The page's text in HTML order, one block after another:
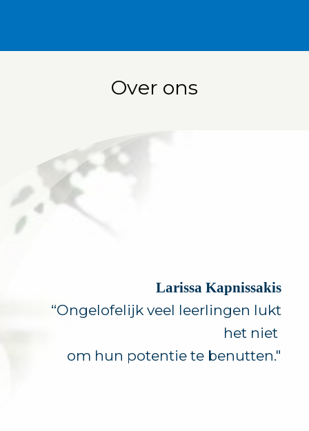
Over ons
Larissa Kapnissakis
“Ongelofelijk veel leerlingen lukt
het niet
om hun potentie te benutten."